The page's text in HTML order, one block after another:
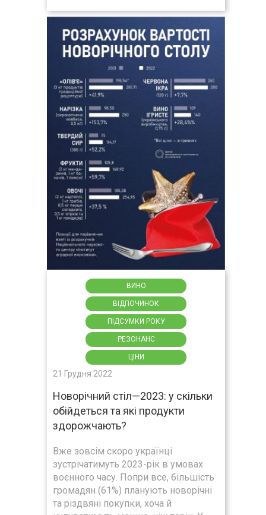
ВИНО
ВІДПОЧИНОК
ПІДСУМКИ РОКУ
РЕЗОНАНС
ЦІНИ
21 Грудня 2022
Новорічний стіл—2023: у скільки
обійдеться та які продукти
здорожчають?
Вже зовсім скоро українці
зустрічатимуть 2023-рік в умовах
воєнного часу. Попри все, більшість
громадян (61%) планують новорічні
та різдвяні покупки, хоча й